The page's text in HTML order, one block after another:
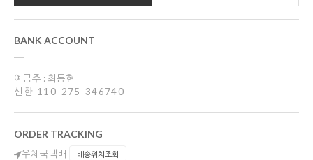
BANK ACCOUNT
예금주 : 최동현
신한 110-275-346740
ORDER TRACKING
우체국택배 배송위치조회